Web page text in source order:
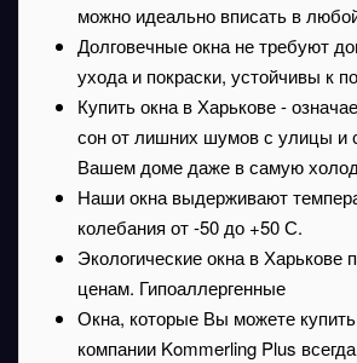
можно идеально вписать в
Долговечные окна не требуют
ухода и покраски, устойчивы к
Купить окна в Харькове -
сон от лишних шумов с улицы и
Вашем доме даже в самую
Наши окна выдерживают
колебания от -50 до +50 С.
Экологические окна в Харькове
ценам. Гипоаллергенные
Окна, которые Вы можете
компании Kommerling Plus